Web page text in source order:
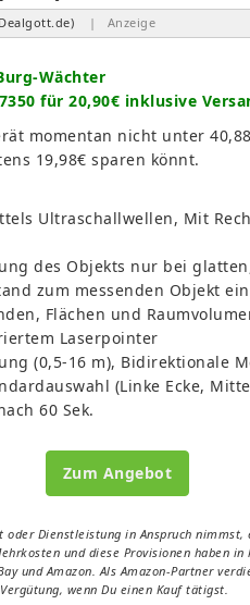
| Anzeige
Wächter
für 20,90€ inklusive
momentan nicht unter
19,98€ sparen könnt.
Ultraschallwellen, Mit
des Objekts nur bei
zum messenden Objekt
Flächen und
Laserpointer
(0,5-16 m), Bidirektionale
(Linke Ecke,
60 Sek.
Zum Angebot
oder Dienstleistung in Anspruch
und diese Provisionen haben
und Amazon. Als Amazon-Partner
wenn Du einen Kauf tätigst.